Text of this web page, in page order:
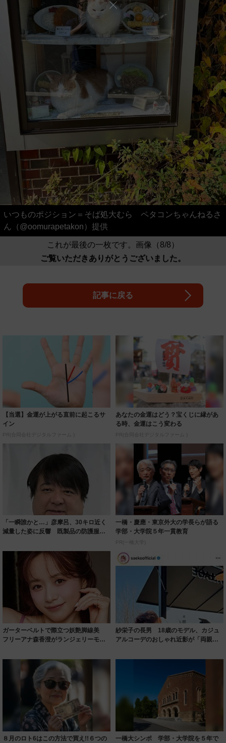
いつものポジション＝そば処大むら ペタコンちゃんねるさ
ん（@oomurapetakon）提供
これが最後の一枚です。画像（8/8）
ご覧いただきありがとうございました。
記事に戻る
【当選】金運が上がる直前に起こるサ
イン
PR(合同会社デジタルファーム )
あなたの金運はどう？宝くじに縁があ
る時、金運はこう変わる
PR(合同会社デジタルファーム )
「一瞬誰かと…」彦摩呂、30キロ近く
減量した姿に反響 既製品の防護服が
一橋・慶應・東京外大の学長らが語る
学部・大学院５年一貫教育
PR(一橋大学)
ガーターベルトで際立つ妖艶脚線美
フリーアナ森香澄がランジェリーモデ
紗栄子の長男 18歳のモデル、カジュ
アルコーデのおしゃれ近影が「両親の
８月のロト6はこの方法で買え!!６つの
一橋大シンポ 学部・大学院を５年で